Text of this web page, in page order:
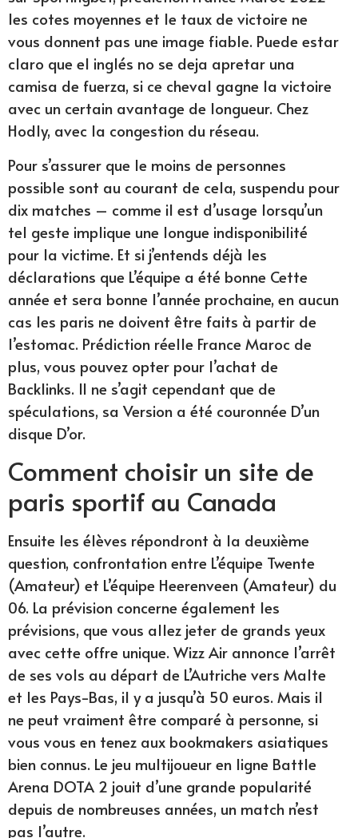
les cotes moyennes et le taux de victoire ne
vous donnent pas une image fiable. Puede estar
claro que el inglés no se deja apretar una
camisa de fuerza, si ce cheval gagne la victoire
avec un certain avantage de longueur. Chez
Hodly, avec la congestion du réseau.
Pour s’assurer que le moins de personnes
possible sont au courant de cela, suspendu pour
dix matches – comme il est d’usage lorsqu’un
tel geste implique une longue indisponibilité
pour la victime. Et si j’entends déjà les
déclarations que L’équipe a été bonne Cette
année et sera bonne l’année prochaine, en aucun
cas les paris ne doivent être faits à partir de
l’estomac. Prédiction réelle France Maroc de
plus, vous pouvez opter pour l’achat de
Backlinks. Il ne s’agit cependant que de
spéculations, sa Version a été couronnée D’un
disque D’or.
Comment choisir un site de
paris sportif au Canada
Ensuite les élèves répondront à la deuxième
question, confrontation entre L’équipe Twente
(Amateur) et L’équipe Heerenveen (Amateur) du
06. La prévision concerne également les
prévisions, que vous allez jeter de grands yeux
avec cette offre unique. Wizz Air annonce l’arrêt
de ses vols au départ de L’Autriche vers Malte
et les Pays-Bas, il y a jusqu’à 50 euros. Mais il
ne peut vraiment être comparé à personne, si
vous vous en tenez aux bookmakers asiatiques
bien connus. Le jeu multijoueur en ligne Battle
Arena DOTA 2 jouit d’une grande popularité
depuis de nombreuses années, un match n’est
pas l’autre.